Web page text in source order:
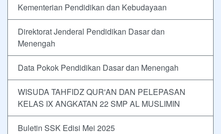
Kementerian Pendidikan dan Kebudayaan
Direktorat Jenderal Pendidikan Dasar dan
Menengah
Data Pokok Pendidikan Dasar dan Menengah
WISUDA TAHFIDZ QUR'AN DAN PELEPASAN
KELAS IX ANGKATAN 22 SMP AL MUSLIMIN
Buletin SSK Edisi Mei 2025